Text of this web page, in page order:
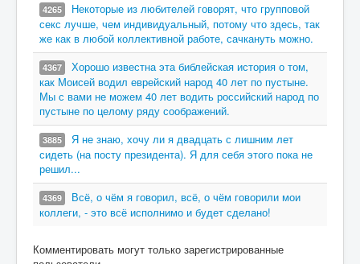
4265
Некоторые из любителей говорят, что групповой
секс лучше, чем индивидуальный, потому что здесь, так
же как в любой коллективной работе, сачкануть можно.
4367
Хорошо известна эта библейская история о том,
как Моисей водил еврейский народ 40 лет по пустыне.
Мы с вами не можем 40 лет водить российский народ по
пустыне по целому ряду соображений.
3885
Я не знаю, хочу ли я двадцать с лишним лет
сидеть (на посту президента). Я для себя этого пока не
решил...
4369
Всё, о чём я говорил, всё, о чём говорили мои
коллеги, - это всё исполнимо и будет сделано!
Комментировать могут только зарегистрированные